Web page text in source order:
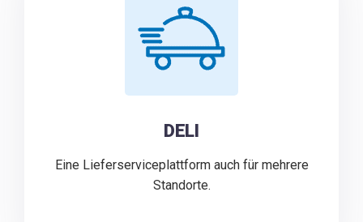
DELI
Eine Lieferserviceplattform auch für mehrere
Standorte.